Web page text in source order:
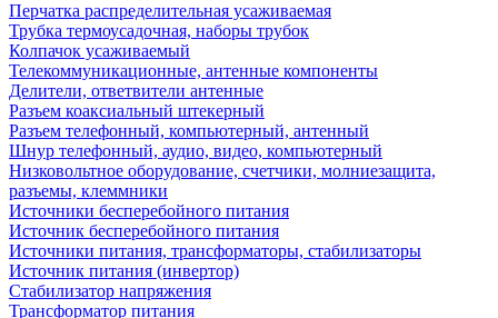
Перчатка распределительная усаживаемая
Трубка термоусадочная, наборы трубок
Колпачок усаживаемый
Телекоммуникационные, антенные компоненты
Делители, ответвители антенные
Разъем коаксиальный штекерный
Разъем телефонный, компьютерный, антенный
Шнур телефонный, аудио, видео, компьютерный
Низковольтное оборудование, счетчики, молниезащита,
разъемы, клеммники
Источники бесперебойного питания
Источник бесперебойного питания
Источники питания, трансформаторы, стабилизаторы
Источник питания (инвертор)
Стабилизатор напряжения
Трансформатор питания